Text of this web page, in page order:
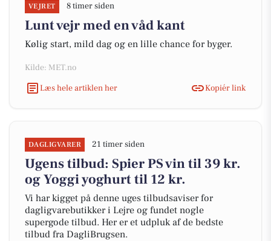
VEJRET 8 timer siden
Lunt vejr med en våd kant
Kølig start, mild dag og en lille chance for byger.
Kilde: MET.no
Læs hele artiklen her
Kopiér link
DAGLIGVARER 21 timer siden
Ugens tilbud: Spier PS vin til 39 kr.
og Yoggi yoghurt til 12 kr.
Vi har kigget på denne uges tilbudsaviser for
dagligvarebutikker i Lejre og fundet nogle
supergode tilbud. Her er et udpluk af de bedste
tilbud fra DagliBrugsen.